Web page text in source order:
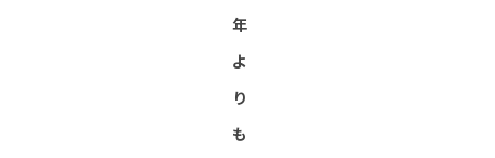
年
よ
り
も